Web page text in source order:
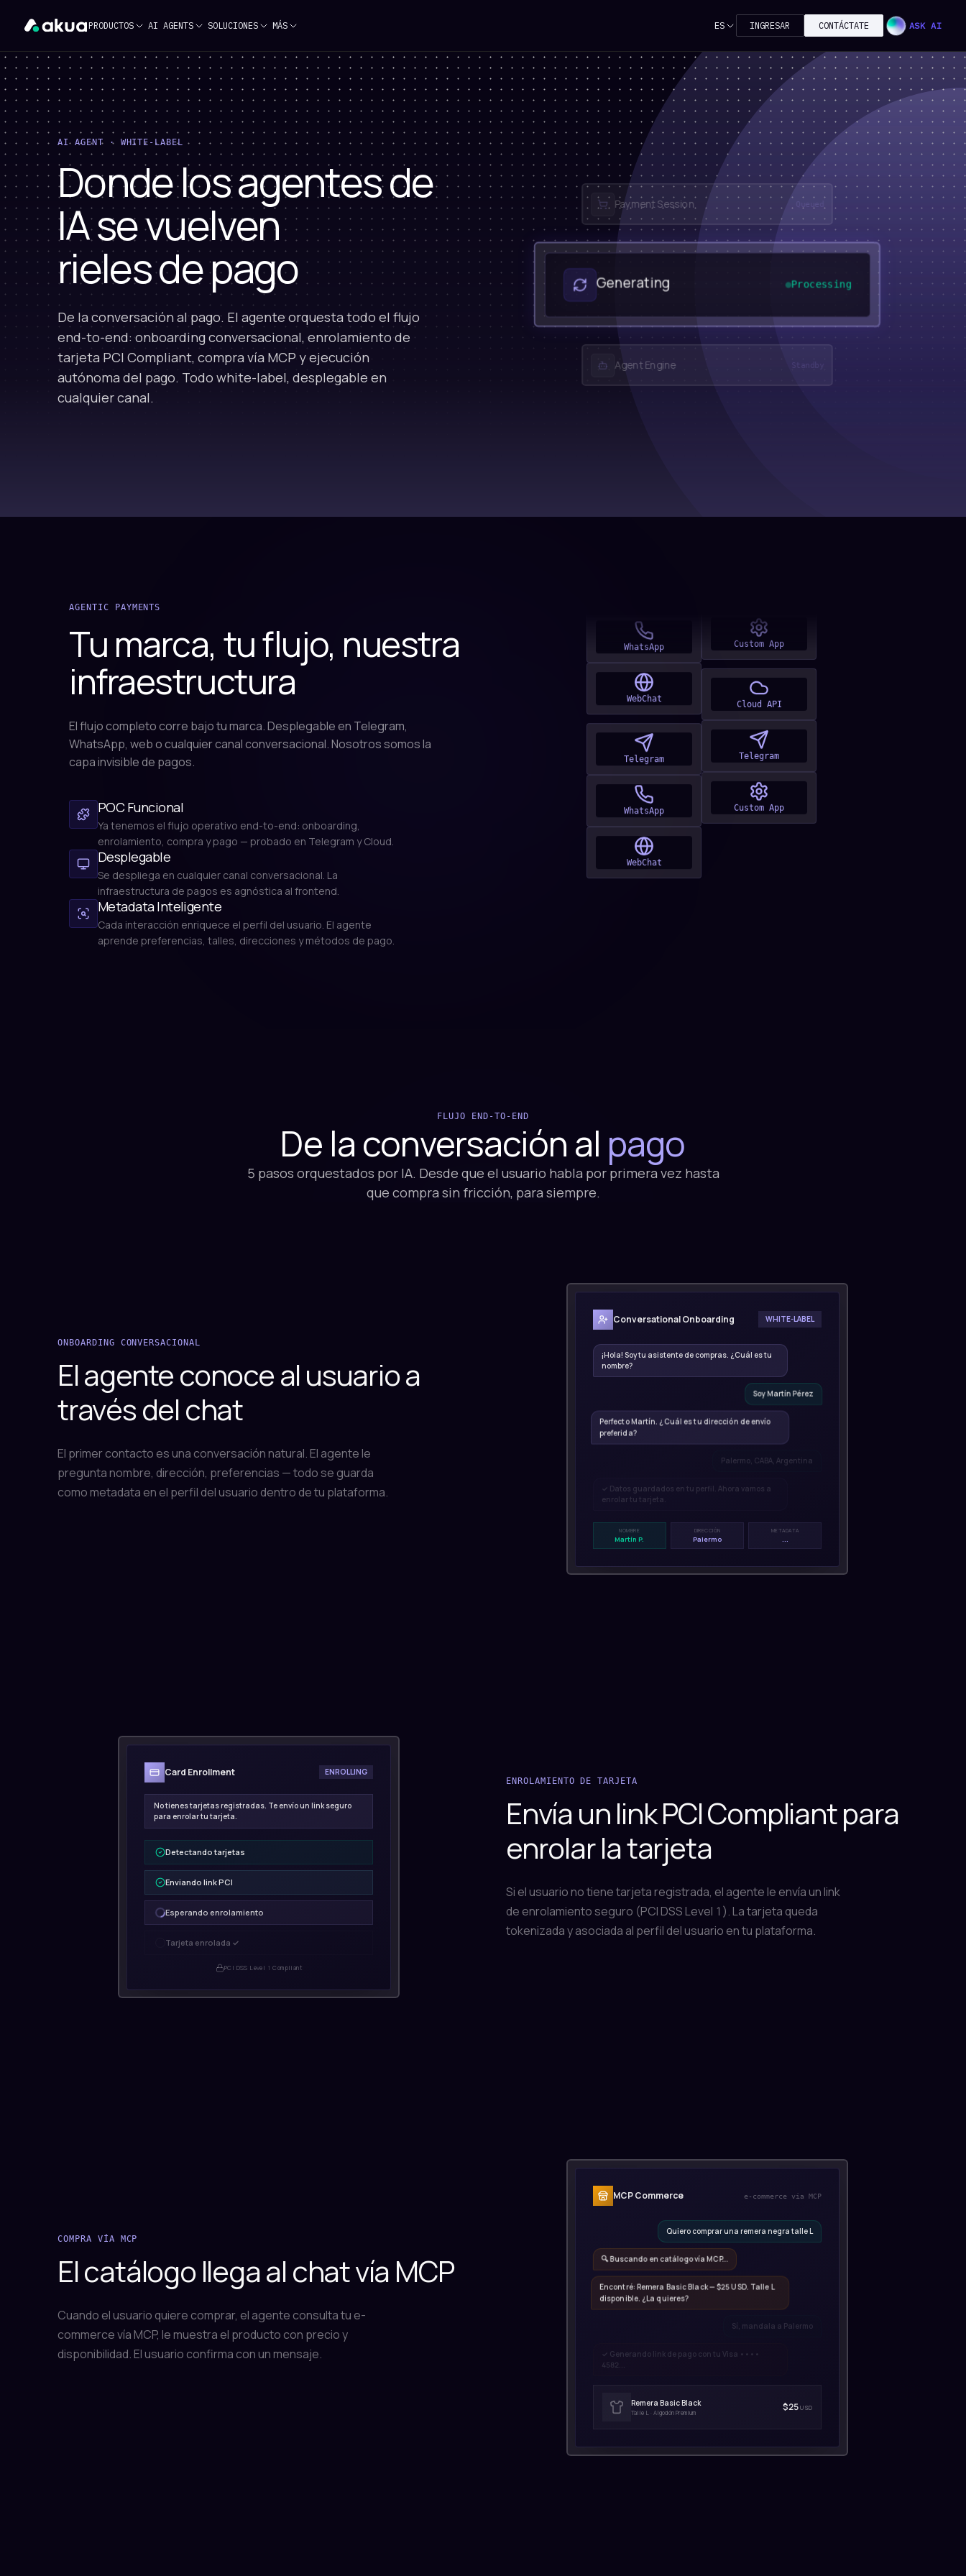
PRODUCTOS AI AGENTS SOLUCIONES MÁS ES INGRESAR CONTÁCTATE ASK AI
AI AGENT · WHITE-LABEL
Donde los agentes de
IA se vuelven
rieles de pago
De la conversación al pago. El agente orquesta todo el flujo
end-to-end: onboarding conversacional, enrolamiento de
tarjeta PCI Compliant, compra vía MCP y ejecución
autónoma del pago. Todo white-label, desplegable en
cualquier canal.
Agent Engine Standby
Payment Session
Generating Processing
AGENTIC PAYMENTS
Tu marca, tu flujo, nuestra
infraestructura
El flujo completo corre bajo tu marca. Desplegable en Telegram,
WhatsApp, web o cualquier canal conversacional. Nosotros somos la
capa invisible de pagos.
POC Funcional
Ya tenemos el flujo operativo end-to-end: onboarding,
enrolamiento, compra y pago — probado en Telegram y Cloud.
Desplegable
Se despliega en cualquier canal conversacional. La
infraestructura de pagos es agnóstica al frontend.
Metadata Inteligente
Cada interacción enriquece el perfil del usuario. El agente
aprende preferencias, talles, direcciones y métodos de pago.
WhatsApp
WebChat
Telegram
WhatsApp
WebChat
Cloud API
Telegram
FLUJO END-TO-END
De la conversación al pago
5 pasos orquestados por IA. Desde que el usuario habla por primera vez hasta
que compra sin fricción, para siempre.
ONBOARDING CONVERSACIONAL
El agente conoce al usuario a
través del chat
El primer contacto es una conversación natural. El agente le
pregunta nombre, dirección, preferencias — todo se guarda
como metadata en el perfil del usuario dentro de tu plataforma.
Conversational Onboarding WHITE-LABEL
¡Hola! Soy tu asistente de compras. ¿Cuál es tu
nombre?
Soy Martín Pérez
Perfecto Martín. ¿Cuál es tu dirección de envío
preferida?
Palermo, CABA, Argentina
✓ Datos guardados en tu perfil. Ahora vamos a
enrolar tu tarjeta.
NOMBRE
Martín P.
DIRECCIÓN
Palermo
METADATA
...
ENROLAMIENTO DE TARJETA
Envía un link PCI Compliant para
enrolar la tarjeta
Si el usuario no tiene tarjeta registrada, el agente le envía un link
de enrolamiento seguro (PCI DSS Level 1). La tarjeta queda
tokenizada y asociada al perfil del usuario en tu plataforma.
Card Enrollment ENROLLING
No tienes tarjetas registradas. Te envío un link seguro
para enrolar tu tarjeta.
Detectando tarjetas
Enviando link PCI
Esperando enrolamiento
Tarjeta enrolada ✓
PCI DSS Level 1 Compliant
COMPRA VÍA MCP
El catálogo llega al chat vía MCP
Cuando el usuario quiere comprar, el agente consulta tu e-
commerce vía MCP, le muestra el producto con precio y
disponibilidad. El usuario confirma con un mensaje.
MCP Commerce e-commerce via MCP
Quiero comprar una remera negra talle L
🔍 Buscando en catálogo vía MCP...
Encontré: Remera Basic Black — $25 USD. Talle L
disponible. ¿La quieres?
Sí, mandala a Palermo
✓ Generando link de pago con tu Visa ••••
4582...
Remera Basic Black
Talle L · Algodón Premium $25 USD